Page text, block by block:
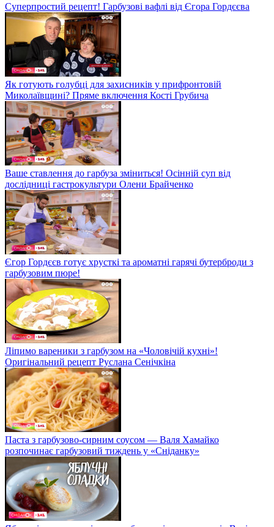
Суперпростий рецепт! Гарбузові вафлі від Єгора Гордєєва
Як готують голубці для захисників у прифронтовій
Миколаївщині? Пряме включення Кості Грубича
Ваше ставлення до гарбуза зміниться! Осінній суп від
дослідниці гастрокультури Олени Брайченко
Єгор Гордєєв готує хрусткі та ароматні гарячі бутерброди з
гарбузовим пюре!
Ліпимо вареники з гарбузом на «Чоловічій кухні»!
Оригінальний рецепт Руслана Сенічкіна
Паста з гарбузово-сирним соусом — Валя Хамайко
розпочинає гарбузовий тиждень у «Сніданку»